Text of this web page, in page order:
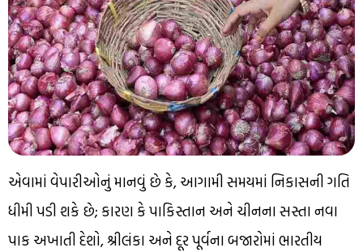
એવામાં વેપારીઓનું માનવું છે કે, આગામી સમયમાં નિકાસની ગતિ
ધીમી પડી શકે છે; કારણ કે પાકિસ્તાન અને ચીનના સસ્તા નવા
પાક અખાતી દેશો, શ્રીલંકા અને દૂર પૂર્વના બજારોમાં ભારતીય